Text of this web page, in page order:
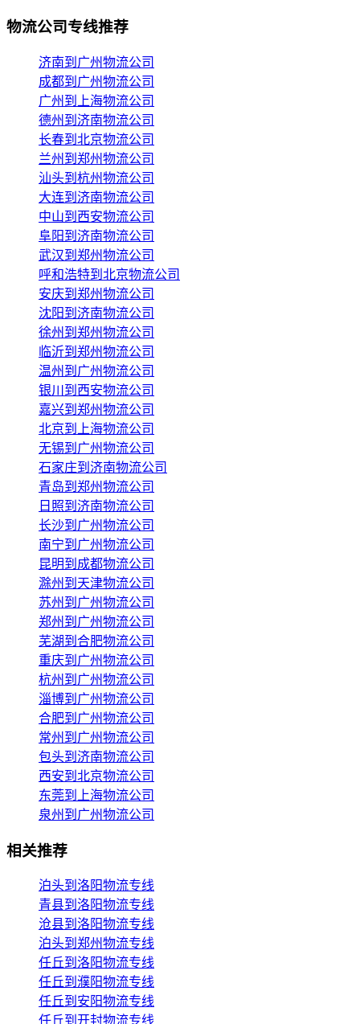
物流公司专线推荐
济南到广州物流公司
成都到广州物流公司
广州到上海物流公司
德州到济南物流公司
长春到北京物流公司
兰州到郑州物流公司
汕头到杭州物流公司
大连到济南物流公司
中山到西安物流公司
阜阳到济南物流公司
武汉到郑州物流公司
呼和浩特到北京物流公司
安庆到郑州物流公司
沈阳到济南物流公司
徐州到郑州物流公司
临沂到郑州物流公司
温州到广州物流公司
银川到西安物流公司
嘉兴到郑州物流公司
北京到上海物流公司
无锡到广州物流公司
石家庄到济南物流公司
青岛到郑州物流公司
日照到济南物流公司
长沙到广州物流公司
南宁到广州物流公司
昆明到成都物流公司
滁州到天津物流公司
苏州到广州物流公司
郑州到广州物流公司
芜湖到合肥物流公司
重庆到广州物流公司
杭州到广州物流公司
淄博到广州物流公司
合肥到广州物流公司
常州到广州物流公司
包头到济南物流公司
西安到北京物流公司
东莞到上海物流公司
泉州到广州物流公司
相关推荐
泊头到洛阳物流专线
青县到洛阳物流专线
沧县到洛阳物流专线
泊头到郑州物流专线
任丘到洛阳物流专线
任丘到濮阳物流专线
任丘到安阳物流专线
任丘到开封物流专线